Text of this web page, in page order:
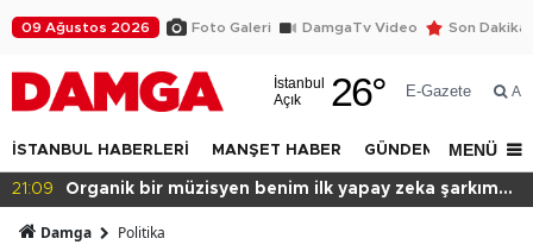
09 Ağustos 2026 Foto Galeri DamgaTv Video Son Dakika
İstanbul
Açık
26° E-Gazete Ara
İSTANBUL HABERLERİ MANŞET HABER GÜNDEM DÜNYA
MENÜ
20:49 Başkan var binası yok!
Damga Politika